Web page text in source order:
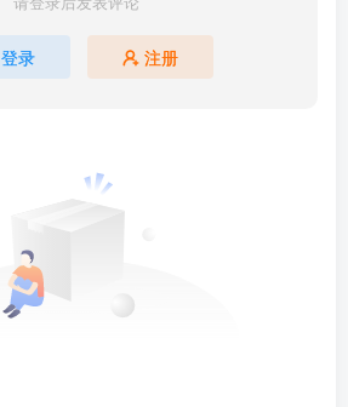
登录 注册